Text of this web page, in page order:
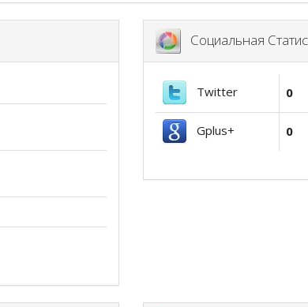
Социальная
Twitter 0
Gplus+ 0